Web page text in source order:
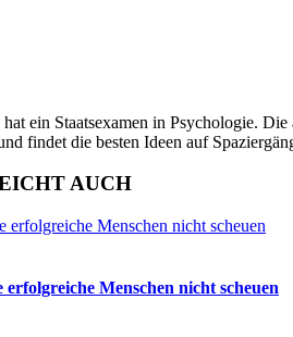
ein Staatsexamen in Psychologie.
findet die besten Ideen auf
AUCH
Menschen nicht scheuen